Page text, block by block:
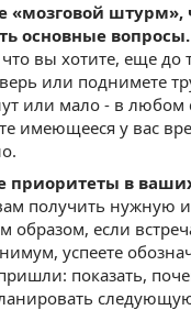
«мозговой штурм»,
основные вопросы.
вы хотите, еще до
или поднимете
или мало - в любом
имеющееся у вас
приоритеты в
получить нужную
образом, если
успеете
показать,